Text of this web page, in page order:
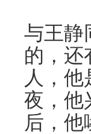
与王静
的，还
人，
夜，他
后，他